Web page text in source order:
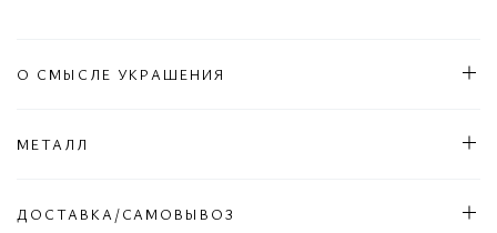
О СМЫСЛЕ УКРАШЕНИЯ
МЕТАЛЛ
ДОСТАВКА/САМОВЫВОЗ